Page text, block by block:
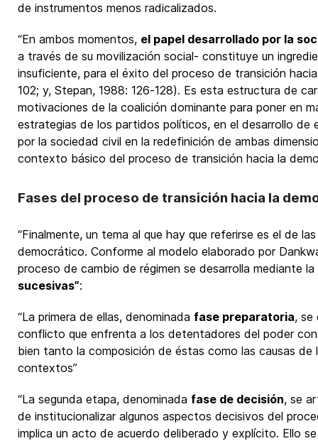
de instrumentos menos radicalizados.
“En ambos momentos, el papel desarrollado por la
a través de su movilización social- constituye un
insuficiente, para el éxito del proceso de transición
102; y, Stepan, 1988: 126-128). Es esta estructura de
motivaciones de la coalición dominante para poner en
estrategias de los partidos políticos, en el desarrollo de
por la sociedad civil en la redefinición de ambas
contexto básico del proceso de transición hacia la
Fases del proceso de transición hacia la
“Finalmente, un tema al que hay que referirse es el de
democrático. Conforme al modelo elaborado por
proceso de cambio de régimen se desarrolla mediante la
sucesivas”:
“La primera de ellas, denominada fase preparatoria, se
conflicto que enfrenta a los detentadores del poder
bien tanto la composición de éstas como las causas de
contextos”
“La segunda etapa, denominada fase de decisión, se
de institucionalizar algunos aspectos decisivos del
implica un acto de acuerdo deliberado y explícito. Ello